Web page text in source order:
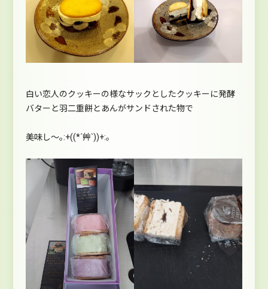
白い恋人のクッキーの様なサックとしたクッキーに発酵
バターと羽二重餅とあんがサンドされた物で
美味し～｡:+((*´艸`))+:｡